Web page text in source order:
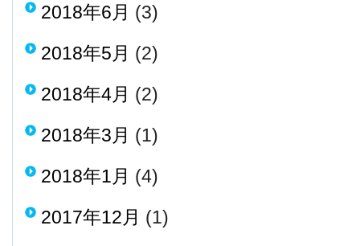
2018年6月 (3)
2018年5月 (2)
2018年4月 (2)
2018年3月 (1)
2018年1月 (4)
2017年12月 (1)